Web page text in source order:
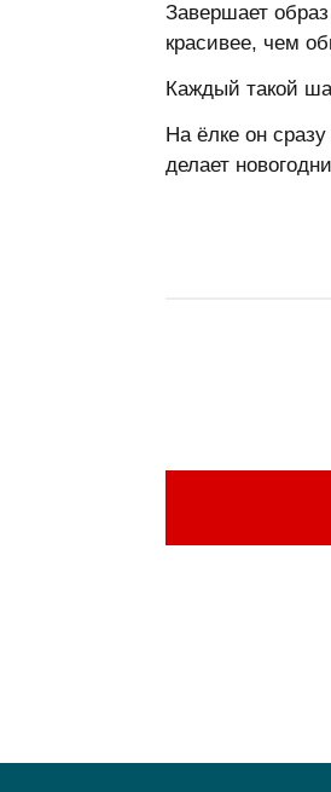
Завершает
красивее, чем
Каждый такой
На ёлке он
делает